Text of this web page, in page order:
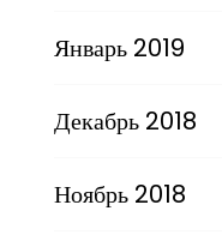
Январь 2019
Декабрь 2018
Ноябрь 2018